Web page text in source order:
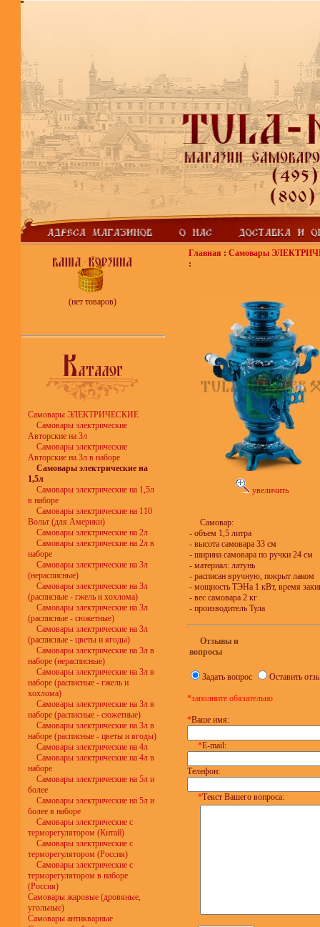
(нет товаров)
Самовары ЭЛЕКТРИЧЕСКИЕ
Самовары электрические
Авторские на 3л
Самовары электрические
Авторские на 3л в наборе
Самовары электрические на
1,5л
Самовары электрические на 1,5л
в наборе
Самовары электрические на 110
Вольт (для Америки)
Самовары электрические на 2л
Самовары электрические на 2л в
наборе
Самовары электрические на 3л
(нерасписные)
Самовары электрические на 3л
(расписные - гжель и хохлома)
Самовары электрические на 3л
(расписные - сюжетные)
Самовары электрические на 3л
(расписные - цветы и ягоды)
Самовары электрические на 3л в
наборе (нерасписные)
Самовары электрические на 3л в
наборе (расписные - гжель и
хохлома)
Самовары электрические на 3л в
наборе (расписные - сюжетные)
Самовары электрические на 3л в
наборе (расписные - цветы и ягоды)
Самовары электрические на 4л
Самовары электрические на 4л в
наборе
Самовары электрические на 5л и
более
Самовары электрические на 5л и
более в наборе
Самовары электрические с
терморегулятором (Китай)
Самовары электрические с
терморегулятором (Россия)
Самовары электрические с
терморегулятором в наборе
(Россия)
Самовары жаровые (дровяные,
угольные)
Самовары антикварные
Главная : Самовары
:
увеличить
Самовар:
- объем 1,5 литра
- высота самовара 33 см
- ширина самовара по ручки 24 см
- материал: латунь
- расписан вручную, покрыт лаком
- мощность ТЭНа 1 кВт, время
- вес самовара 2 кг
- производитель Тула
Отзывы и
вопросы
Задать вопрос Оставить
*заполните обязательно
*Ваше имя:
*E-mail:
Телефон:
*Текст Вашего вопроса: